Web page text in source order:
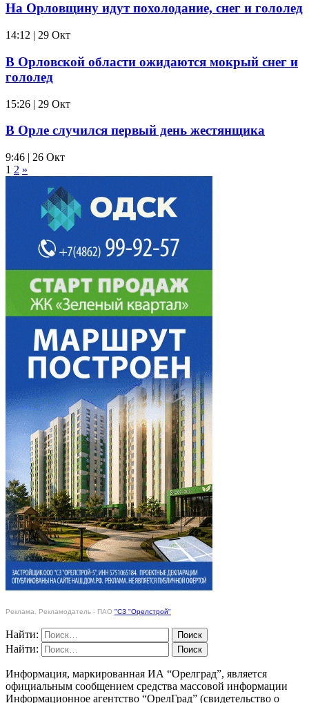
На Орловщину идут похолодание, снег и гололед
14:12 | 29 Окт
В Орловской области ожидаются мокрый снег и
гололед
15:26 | 29 Окт
В Орле случился первый день жестянщика
9:46 | 26 Окт
1 2 »
Реклама. Рекламодатель - ПАО "СЗ "Орелстрой"
Найти:
Найти:
Информация, маркированная ИА “Орелград”, является
официальным сообщением средства массовой информации
Информационное агентство “ОрелГрад” (свидетельство о